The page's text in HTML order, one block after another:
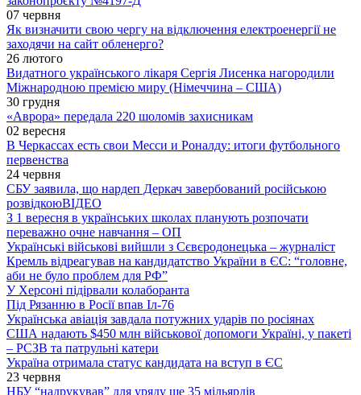
07 червня
Як визначити свою чергу на відключення електроенергії не
заходячи на сайт обленерго?
26 лютого
Видатного українського лікаря Сергія Лисенка нагородили
Міжнародною премією миру (Німеччина – США)
30 грудня
«Аврора» передала 220 шоломів захисникам
02 вересня
В Черкассах есть свои Месси и Роналду: итоги футбольного
первенства
24 червня
СБУ заявила, що нардеп Деркач завербований російською
розвідкоюВІДЕО
З 1 вересня в українських школах планують розпочати
переважно очне навчання – ОП
Українські військові вийшли з Сєвєродонецька – журналіст
Кремль відреагував на кандидатство України в ЄС: “головне,
аби не було проблем для РФ”
У Херсоні підірвали колаборанта
Під Рязанню в Росії впав Іл-76
Українська авіація завдала потужних ударів по росіянах
США надають $450 млн військової допомоги Україні, у пакеті
– РСЗВ та патрульні катери
Україна отримала статус кандидата на вступ в ЄС
23 червня
НБУ “надрукував” для уряду ще 35 мільярдів